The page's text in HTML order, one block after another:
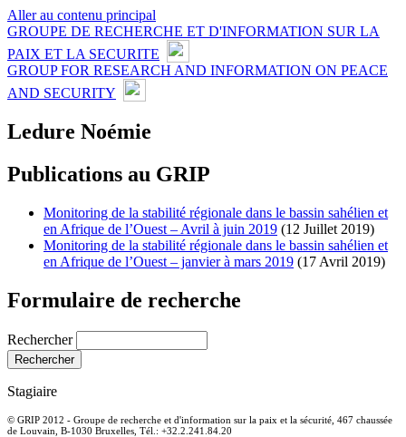
Aller au contenu principal
GROUPE DE RECHERCHE ET D'INFORMATION SUR LA
PAIX ET LA SECURITE
GROUP FOR RESEARCH AND INFORMATION ON PEACE
AND SECURITY
Ledure Noémie
Publications au GRIP
Monitoring de la stabilité régionale dans le bassin sahélien et
en Afrique de l’Ouest – Avril à juin 2019 (12 Juillet 2019)
Monitoring de la stabilité régionale dans le bassin sahélien et
en Afrique de l’Ouest – janvier à mars 2019 (17 Avril 2019)
Formulaire de recherche
Rechercher
Stagiaire
© GRIP 2012 - Groupe de recherche et d'information sur la paix et la sécurité, 467 chaussée
de Louvain, B-1030 Bruxelles, Tél.: +32.2.241.84.20